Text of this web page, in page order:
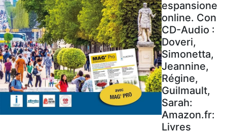
espansione
online. Con
CD-Audio :
Doveri,
Simonetta,
Jeannine,
Régine,
Guilmault,
Sarah:
Amazon.fr:
Livres